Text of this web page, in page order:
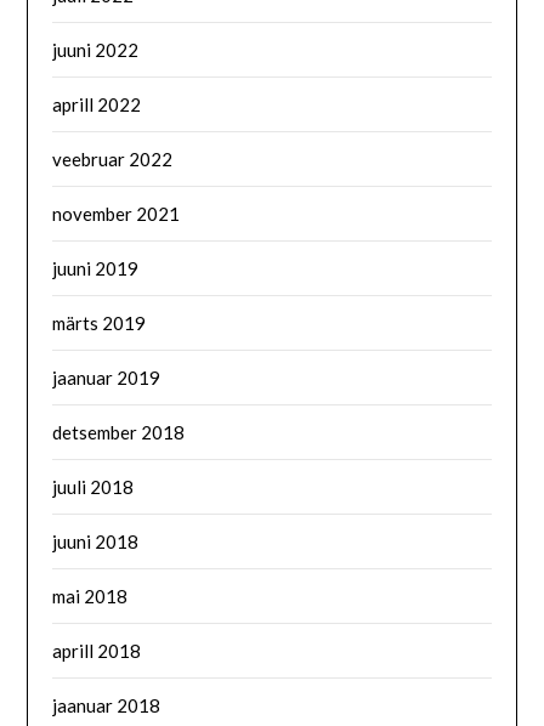
juuni 2022
aprill 2022
veebruar 2022
november 2021
juuni 2019
märts 2019
jaanuar 2019
detsember 2018
juuli 2018
juuni 2018
mai 2018
aprill 2018
jaanuar 2018